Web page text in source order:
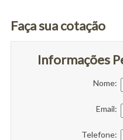
Faça sua cotação
Informações
Nome:
Email:
Telefone: